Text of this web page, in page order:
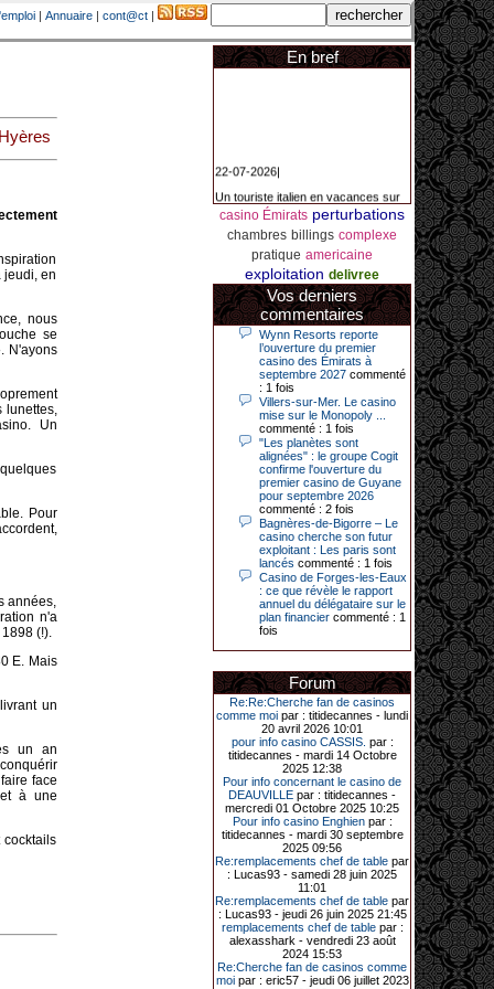
| Annuaire | cont@ct |
jeudi, en
nous
se
N'ayons
lunettes,
Un
Pour
années,
n'a
(!).
E. Mais
un
un an
face
à une
En bref
la Côte d’Azur a remporté un
jackpot exceptionnel de 84.631
euros dans la nuit de samedi à
dimanche au Casino Barrière Le
Croisette à Cannes. Il s’agit d’un
nouveau record de gains de l’année
2026 pour cet établissement.
14-04-2026|
Dimanche 12 avril 2026, cette date
restera gravée dans la mémoire de
ce joueur du casino de Saint-Quay-
Portrieux (Côtes-d’Armor).
Ce quinquagénaire, habitant Plouha
mais souhaitant garder l’anonymat,
a eu l’énorme surprise de décrocher
un jackpot record de 82 426 €.
Le plus gros gain gagné depuis plus
de 20 ans dans l’établissement.
31-03-2026|
Série de jackpots au casino JOA de
Gujan-Mestras : ce mois de mars a
été fructueux pour quelques
une machine à sous pour une mise
initiale de 5,28 €. Puis quelques
jours plus tard, le vendredi 27 mars,
un joueur a décroché 12 086 euros
sur une autre machine à sous.
Enfin, troisième et dernier jackpot,
record cette fois-ci, le samedi 28
mars dernier. Quelque 111 322
euros ont été remportés sur la table
d’Ultimate Texas Hold’em Poker,
grâce à une mise de 5 euros sur la
case bonus et une quinte flush
royale. Ces gains ont été annoncés
dans un communiqué diffusé par le
casino ce lundi 30 mars en soirée.
11-01-2026|
Dimanche 11 janvier, en soirée, une
cliente retraitée de 78 ans, habitant
Trémuson, a eu l’énorme surprise
casino Émirats perturbations
chambres billings complexe
pratique americaine
exploitation delivree
Vos derniers
commentaires
Wynn Resorts reporte
l’ouverture du premier
casino des Émirats à
septembre 2027 commenté
: 1 fois
Villers-sur-Mer. Le casino
mise sur le Monopoly ...
commenté : 1 fois
"Les planètes sont
alignées" : le groupe Cogit
confirme l'ouverture du
premier casino de Guyane
pour septembre 2026
commenté : 2 fois
Bagnères-de-Bigorre – Le
casino cherche son futur
exploitant : Les paris sont
lancés commenté : 1 fois
Casino de Forges-les-Eaux
: ce que révèle le rapport
annuel du délégataire sur le
plan financier commenté : 1
fois
Forum
Re:Re:Cherche fan de casinos
comme moi par : titidecannes - lundi
20 avril 2026 10:01
pour info casino CASSIS. par :
titidecannes - mardi 14 Octobre
2025 12:38
Pour info concernant le casino de
DEAUVILLE par : titidecannes -
mercredi 01 Octobre 2025 10:25
Pour info casino Enghienpar :
titidecannes - mardi 30 septembre
2025 09:56
Re:remplacements chef de table par
: Lucas93 - samedi 28 juin 2025
11:01
Re:remplacements chef de table par
: Lucas93 - jeudi 26 juin 2025 21:45
remplacements chef de tablepar :
alexasshark - vendredi 23 août
2024 15:53
Re:Cherche fan de casinos comme
moipar : eric57 - jeudi 06 juillet 2023